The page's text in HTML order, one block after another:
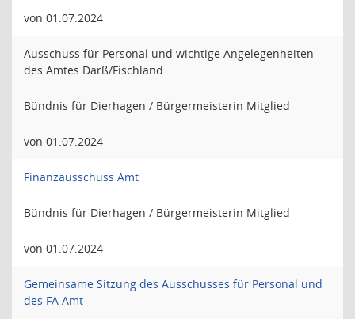
von 01.07.2024
Ausschuss für Personal und wichtige Angelegenheiten
des Amtes Darß/Fischland
Bündnis für Dierhagen / Bürgermeisterin Mitglied
von 01.07.2024
Finanzausschuss Amt
Bündnis für Dierhagen / Bürgermeisterin Mitglied
von 01.07.2024
Gemeinsame Sitzung des Ausschusses für Personal und
des FA Amt